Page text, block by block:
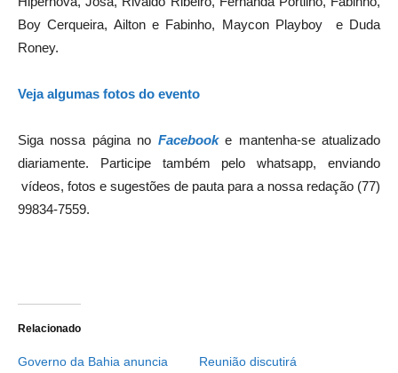
Boy Cerqueira, Ailton e Fabinho, Maycon Playboy e Duda
Roney.
Veja algumas fotos do evento
Siga nossa página no Facebook e mantenha-se atualizado
diariamente. Participe também pelo whatsapp, enviando
vídeos, fotos e sugestões de pauta para a nossa redação (77)
99834-7559.
Relacionado
Governo da Bahia anuncia
Reunião discutirá